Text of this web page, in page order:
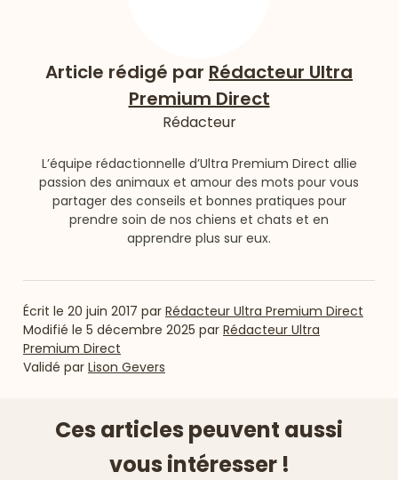
Article rédigé par Rédacteur Ultra
Premium Direct
Rédacteur
L’équipe rédactionnelle d’Ultra Premium Direct allie
passion des animaux et amour des mots pour vous
partager des conseils et bonnes pratiques pour
prendre soin de nos chiens et chats et en
apprendre plus sur eux.
Écrit le 20 juin 2017 par Rédacteur Ultra Premium Direct
Modifié le 5 décembre 2025 par Rédacteur Ultra
Premium Direct
Validé par Lison Gevers
Ces articles peuvent aussi
vous intéresser !